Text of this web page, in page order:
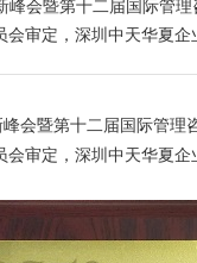
峰会暨第十二届国际管
审定，深圳中天华夏
会暨第十二届国际管
会审定，深圳中天华夏